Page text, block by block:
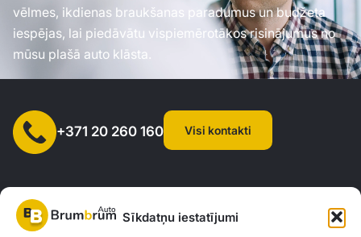
Sīkdatņu iestatījumi
vēlmes, ikdienas braukšanas paradumus un budžeta
iespējas, lai piedāvātu vispiemērotākos risinājumus no
mūsu plašā auto klāsta.
+371 20 260 160 Visi kontakti